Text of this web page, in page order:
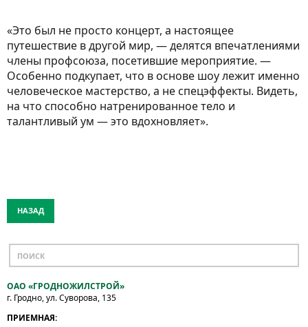
«Это был не просто концерт, а настоящее
путешествие в другой мир, — делятся впечатлениями
члены профсоюза, посетившие мероприятие. —
Особенно подкупает, что в основе шоу лежит именно
человеческое мастерство, а не спецэффекты. Видеть,
на что способно натренированное тело и
талантливый ум — это вдохновляет».
НАЗАД
ОАО «ГРОДНОЖИЛСТРОЙ»
г. Гродно, ул. Суворова, 135
ПРИЕМНАЯ: